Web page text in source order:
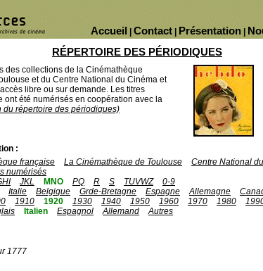
Présentation
Contact
Accueil
RÉPERTOIRE DES PÉRIODIQUES
des collections de la Cinémathèque
et du Centre National du Cinéma et
libre ou sur demande. Les titres
été numérisés en coopération avec la
répertoire des périodiques)
:
française La Cinémathèque de Toulouse
Centre National
numérisés
JKL MNO PQ R S TUVWZ
0-9
Italie Belgique Grde-Bretagne Espagne Allemagne
1910 1920 1930 1940 1950 1960 1970 1980
Italien Espagnol Allemand
Autres
1777